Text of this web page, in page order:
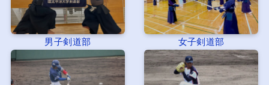
男子剣道部 女子剣道部